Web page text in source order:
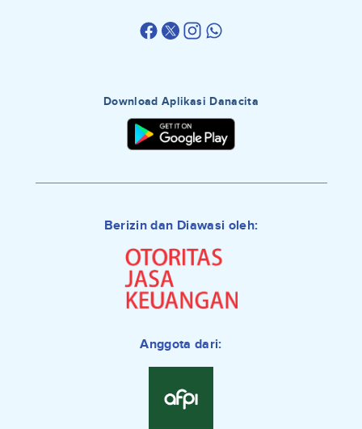
Download Aplikasi Danacita
Berizin dan Diawasi oleh:
Anggota dari: